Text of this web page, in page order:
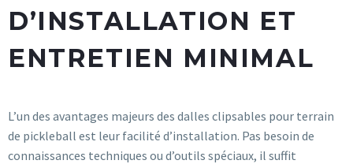
D’INSTALLATION ET
ENTRETIEN MINIMAL
L’un des avantages majeurs des dalles clipsables pour terrain
de pickleball est leur facilité d’installation. Pas besoin de
connaissances techniques ou d’outils spéciaux, il suffit